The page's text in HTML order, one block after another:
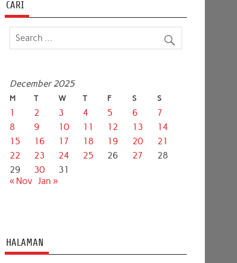
CARI
December 2025
M T W T F S S
1 2 3 4 5 6
7
8
9 10 11 12 13
14
15
16 17 18 19 20
21
22
23 24 25 26 27
28
29
30
31
« Nov Jan »
HALAMAN